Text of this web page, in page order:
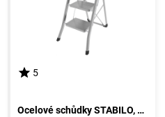
5
Ocelové schůdky STABILO, 3 stupně